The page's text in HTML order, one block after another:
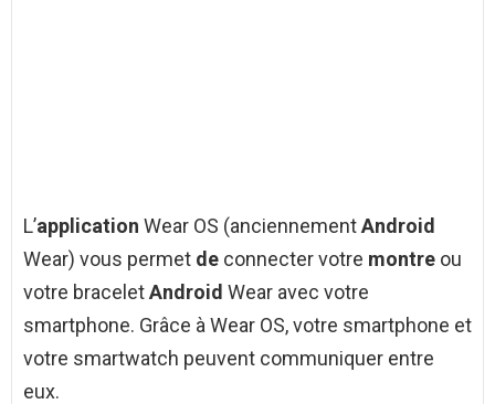
L’application Wear OS (anciennementAndroid
Wear) vous permet de connecter votre montre ou
votre braceletAndroid Wear avec votre
smartphone. Grâce à Wear OS, votre smartphone et
votre smartwatch peuvent communiquer entre
eux.